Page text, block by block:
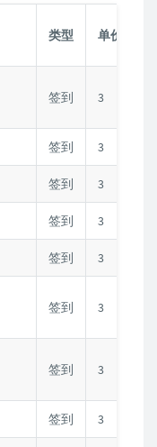
类型 单价
签到 3
签到 3
签到 3
签到 3
签到 3
签到 3
签到 3
签到 3